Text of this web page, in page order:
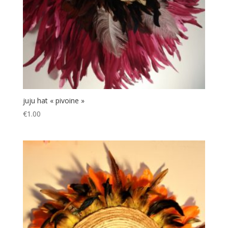
juju hat « pivoine »
€1.00